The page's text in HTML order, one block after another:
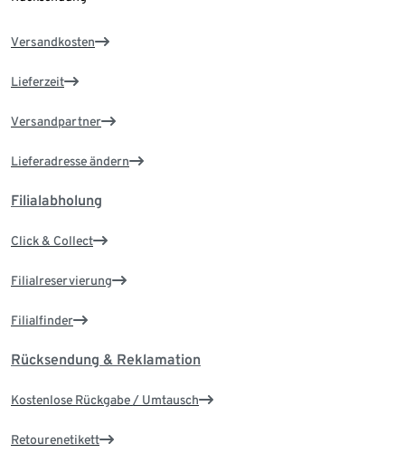
Versandkosten
Lieferzeit
Versandpartner
Lieferadresse ändern
Filialabholung
Click & Collect
Filialreservierung
Filialfinder
Rücksendung & Reklamation
Kostenlose Rückgabe / Umtausch
Retourenetikett